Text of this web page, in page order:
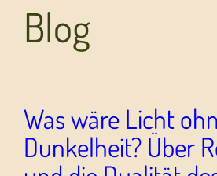
Blog
Was wäre Licht
Dunkelheit? Über